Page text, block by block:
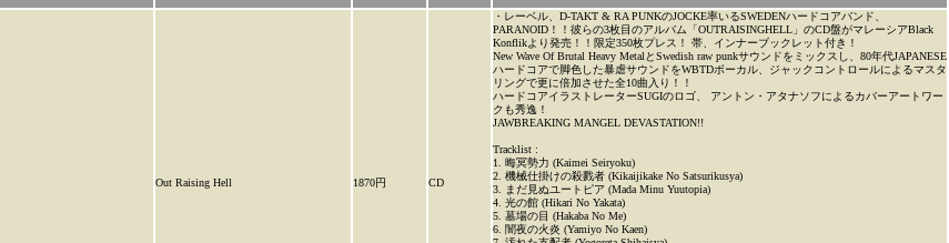
Out Raising Hell 1870円 CD
・レーベル、D-TAKT & RA PUNKのJOCKE率いるSWEDENハードコアバンド、
PARANOID！！彼らの3枚目のアルバム「OUTRAISINGHELL」のCD盤がマレーシアBlack
Konflikより発売！！限定350枚プレス！ 帯、インナーブックレット付き！
New Wave Of Brutal Heavy MetalとSwedish raw punkサウンドをミックスし、80年代JAPANESE
ハードコアで脚色した暴虐サウンドをWBTDボーカル、ジャックコントロールによるマスタ
リングで更に倍加させた全10曲入り！！
ハードコアイラストレーターSUGIのロゴ、 アントン・アタナソフによるカバーアートワー
クも秀逸！
JAWBREAKING MANGEL DEVASTATION!!
Tracklist :
1. 晦冥勢力 (Kaimei Seiryoku)
2. 機械仕掛けの殺戮者 (Kikaijikake No Satsurikusya)
3. まだ見ぬユートピア (Mada Minu Yuutopia)
4. 光の館 (Hikari No Yakata)
5. 墓場の目 (Hakaba No Me)
6. 闇夜の火炎 (Yamiyo No Kaen)